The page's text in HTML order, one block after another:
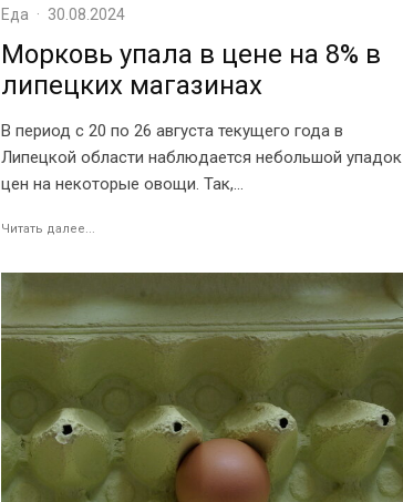
Еда · 30.08.2024
Морковь упала в цене на 8% в
липецких магазинах
В период с 20 по 26 августа текущего года в
Липецкой области наблюдается небольшой упадок
цен на некоторые овощи. Так,...
Читать далее...